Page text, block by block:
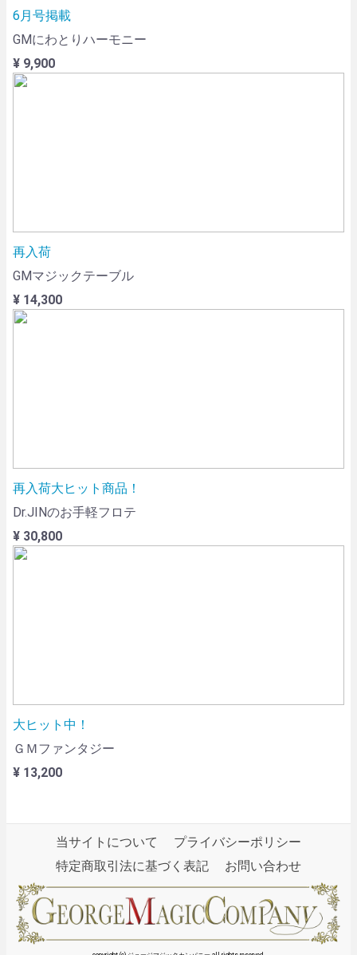
6月号掲載
GMにわとりハーモニー
¥ 9,900
再入荷
GMマジックテーブル
¥ 14,300
再入荷大ヒット商品！
Dr.JINのお手軽フロテ
¥ 30,800
大ヒット中！
ＧＭファンタジー
¥ 13,200
当サイトについて
プライバシーポリシー
特定商取引法に基づく表記
お問い合わせ